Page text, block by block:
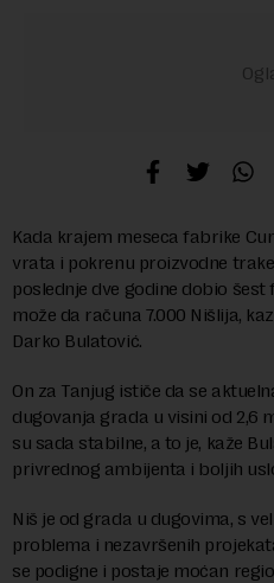
Kada krajem meseca fabrike
vrata i pokrenu proizvodne
poslednje dve godine dobio
može da računa 7.000 Nišlija,
Darko Bulatović.
On za Tanjug ističe da se
dugovanja grada u visini od 2,6
su sada stabilne, a to je, kaže
privrednog ambijenta i boljih
Niš je od grada u dugovima, s
problema i nezavršenih
se podigne i postaje moćan